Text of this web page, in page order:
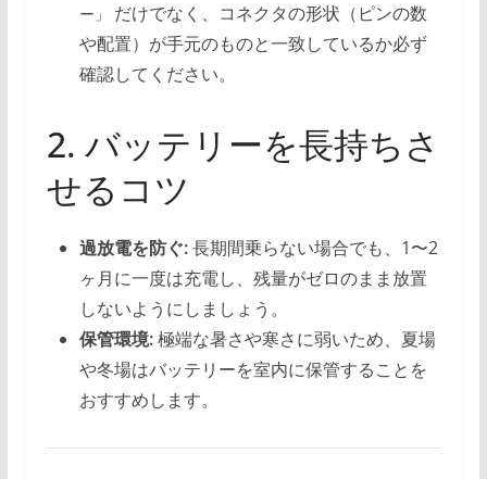
ー」
だけでなく、コネクタの形状（ピンの数
や配置）が手元のものと一致しているか必ず
確認してください。
2. バッテリーを長持ちさ
せるコツ
過放電を防ぐ:長期間乗らない場合でも、1〜2
ヶ月に一度は充電し、残量がゼロのまま放置
しないようにしましょう。
保管環境:極端な暑さや寒さに弱いため、夏場
や冬場はバッテリーを室内に保管することを
おすすめします。